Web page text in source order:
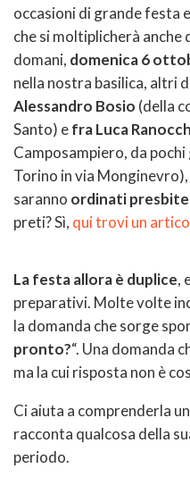
occasioni di grande festa
che si moltiplicherà
domani, domenica 6
nella nostra basilica, altri
Alessandro Bosio (della
Santo) efra Luca
Camposampiero, da
Torino in via
saranno ordinati
preti? Sì, qui trovi un
La festa allora è duplice,
preparativi. Molte volte
la domanda che sorge
pronto?“. Una domanda
ma la cui risposta non è
Ci aiuta a comprenderla un
racconta qualcosa della
periodo.